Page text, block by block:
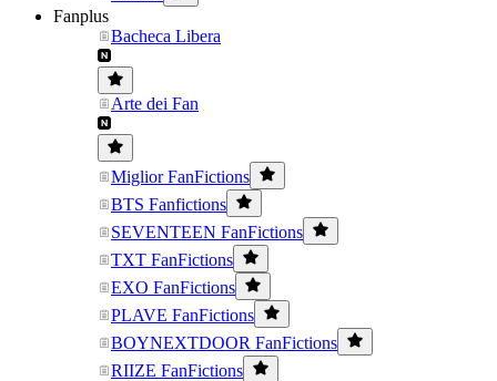
Fanplus
Bacheca Libera
Arte dei Fan
Miglior FanFictions
BTS Fanfictions
SEVENTEEN FanFictions
TXT FanFictions
EXO FanFictions
PLAVE FanFictions
BOYNEXTDOOR FanFictions
RIIZE FanFictions